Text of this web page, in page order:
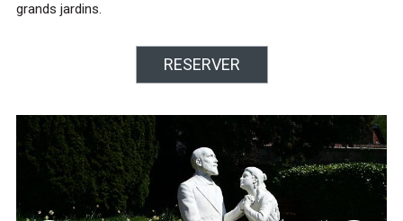
grands jardins.
RESERVER